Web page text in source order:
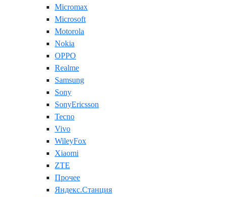
Micromax
Microsoft
Motorola
Nokia
OPPO
Realme
Samsung
Sony
SonyEricsson
Tecno
Vivo
WileyFox
Xiaomi
ZTE
Прочее
Яндекс.Станция